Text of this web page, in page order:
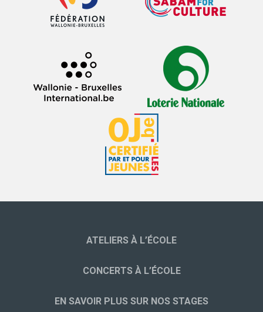
ATELIERS À L’ÉCOLE
CONCERTS À L’ÉCOLE
EN SAVOIR PLUS SUR NOS STAGES